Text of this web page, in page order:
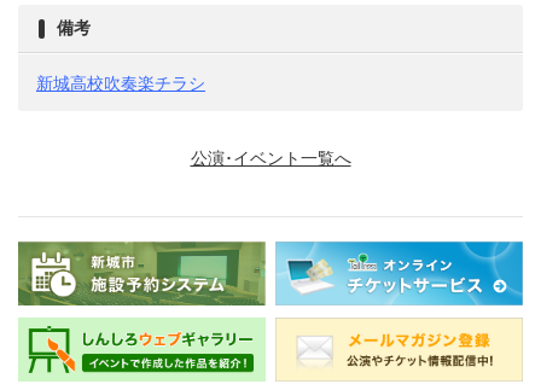
備考
新城高校吹奏楽チラシ
公演･イベント一覧へ